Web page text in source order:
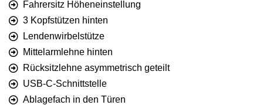
Fahrersitz Höheneinstellung
3 Kopfstützen hinten
Lendenwirbelstütze
Mittelarmlehne hinten
Rücksitzlehne asymmetrisch geteilt
USB-C-Schnittstelle
Ablagefach in den Türen